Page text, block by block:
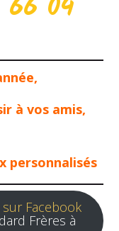
à vos amis,
personnalisés
Facebook
Frères à